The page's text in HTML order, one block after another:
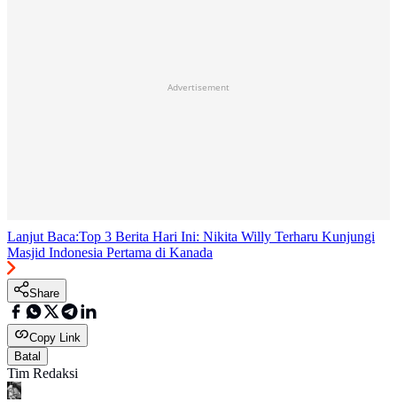
Advertisement
Lanjut Baca:Top 3 Berita Hari Ini: Nikita Willy Terharu Kunjungi
Masjid Indonesia Pertama di Kanada
Share
Copy Link
Batal
Tim Redaksi